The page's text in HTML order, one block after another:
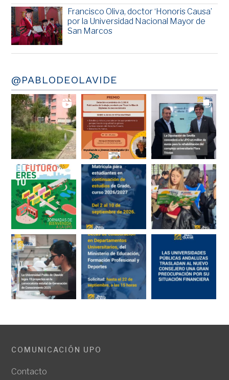
Francisco Oliva, doctor ‘Honoris Causa’
por la Universidad Nacional Mayor de
San Marcos
@PABLODEOLAVIDE
COMUNICACIÓN UPO
Contacto